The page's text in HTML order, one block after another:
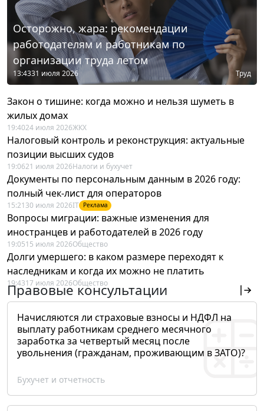
Осторожно, жара: рекомендации
работодателям и работникам по
организации труда летом
13:4331 июля 2026 Труд
Закон о тишине: когда можно и нельзя шуметь в
жилых домах
19:4024 июля 2026ЖКХ
Налоговый контроль и реконструкция: актуальные
позиции высших судов
19:0621 июля 2026Налоги и бухучет
Документы по персональным данным в 2026 году:
полный чек-лист для операторов
15:21 30 июля 2026IT Реклама
Вопросы миграции: важные изменения для
иностранцев и работодателей в 2026 году
19:0515 июля 2026Общество
Долги умершего: в каком размере переходят к
наследникам и когда их можно не платить
19:4317 июля 2026Общество
Правовые консультации
Начисляются ли страховые взносы и НДФЛ на
выплату работникам среднего месячного
заработка за четвертый месяц после
увольнения (гражданам, проживающим в ЗАТО)?
Бухучет и отчетность